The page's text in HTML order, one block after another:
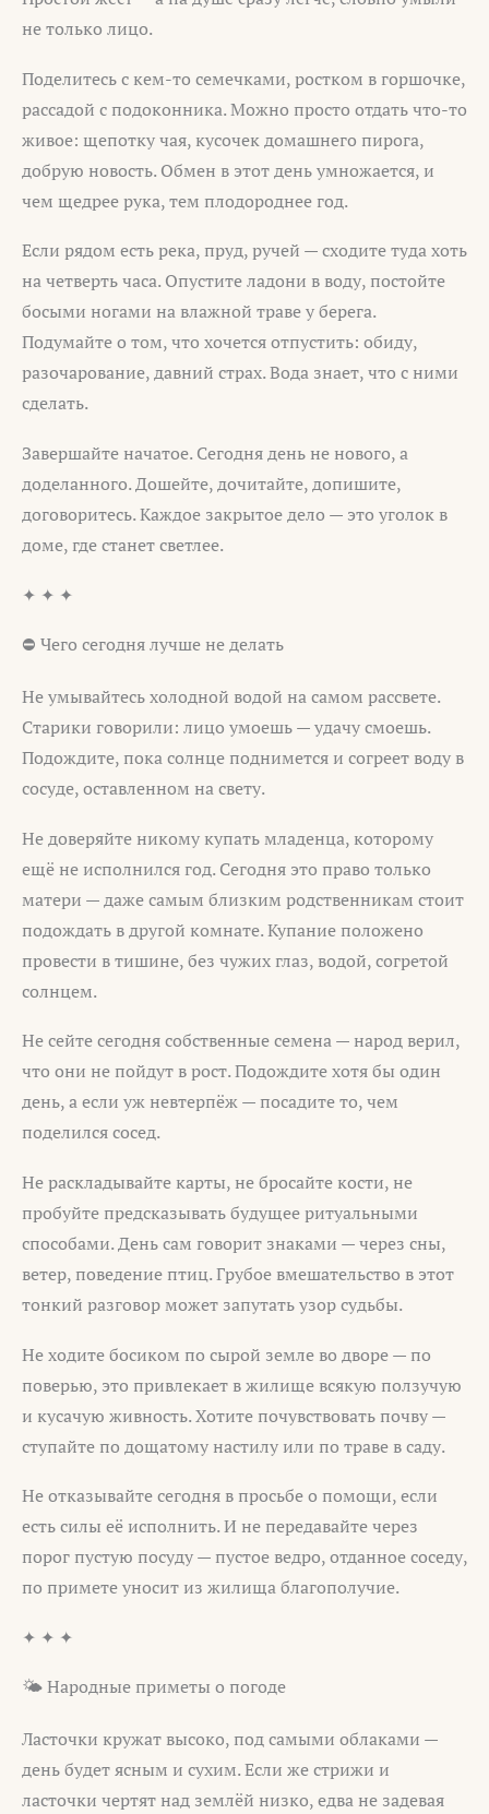
не только лицо.
Поделитесь с кем-то семечками, ростком в горшочке,
рассадой с подоконника. Можно просто отдать что-то
живое: щепотку чая, кусочек домашнего пирога,
добрую новость. Обмен в этот день умножается, и
чем щедрее рука, тем плодороднее год.
Если рядом есть река, пруд, ручей — сходите туда хоть
на четверть часа. Опустите ладони в воду, постойте
босыми ногами на влажной траве у берега.
Подумайте о том, что хочется отпустить: обиду,
разочарование, давний страх. Вода знает, что с ними
сделать.
Завершайте начатое. Сегодня день не нового, а
доделанного. Дошейте, дочитайте, допишите,
договоритесь. Каждое закрытое дело — это уголок в
доме, где станет светлее.
✦ ✦ ✦
⛔ Чего сегодня лучше не делать
Не умывайтесь холодной водой на самом рассвете.
Старики говорили: лицо умоешь — удачу смоешь.
Подождите, пока солнце поднимется и согреет воду в
сосуде, оставленном на свету.
Не доверяйте никому купать младенца, которому
ещё не исполнился год. Сегодня это право только
матери — даже самым близким родственникам стоит
подождать в другой комнате. Купание положено
провести в тишине, без чужих глаз, водой, согретой
солнцем.
Не сейте сегодня собственные семена — народ верил,
что они не пойдут в рост. Подождите хотя бы один
день, а если уж невтерпёж — посадите то, чем
поделился сосед.
Не раскладывайте карты, не бросайте кости, не
пробуйте предсказывать будущее ритуальными
способами. День сам говорит знаками — через сны,
ветер, поведение птиц. Грубое вмешательство в этот
тонкий разговор может запутать узор судьбы.
Не ходите босиком по сырой земле во дворе — по
поверью, это привлекает в жилище всякую ползучую
и кусачую живность. Хотите почувствовать почву —
ступайте по дощатому настилу или по траве в саду.
Не отказывайте сегодня в просьбе о помощи, если
есть силы её исполнить. И не передавайте через
порог пустую посуду — пустое ведро, отданное соседу,
по примете уносит из жилища благополучие.
✦ ✦ ✦
🌤️ Народные приметы о погоде
Ласточки кружат высоко, под самыми облаками —
день будет ясным и сухим. Если же стрижи и
ласточки чертят над землёй низко, едва не задевая